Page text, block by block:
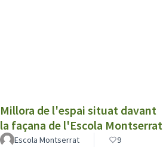
Millora de l'espai situat davant
la façana de l'Escola Montserrat
Escola Montserrat 9